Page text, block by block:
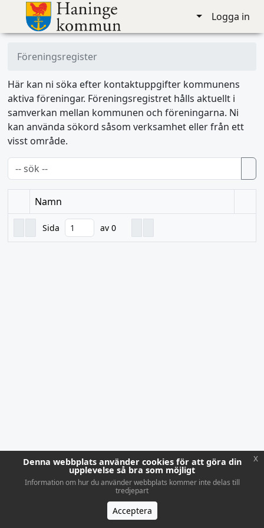
Logga in
Föreningsregister
Här kan ni söka efter kontaktuppgifter kommunens
aktiva föreningar. Föreningsregistret hålls aktuellt i
samverkan mellan kommunen och föreningarna. Ni
kan använda sökord såsom verksamhet eller från ett
visst område.
Namn
Sida av 0
Denna webbplats använder cookies för att göra din
upplevelse så bra som möjligt
Information om hur du använder webbplats kommer inte delas till
tredjepart
Acceptera
x